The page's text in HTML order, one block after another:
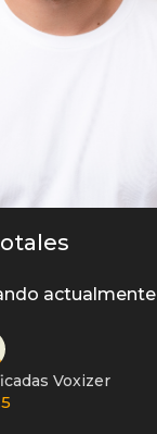
actualmente
Voxizer